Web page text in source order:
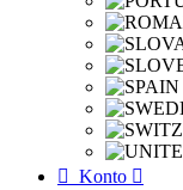
 Konto 